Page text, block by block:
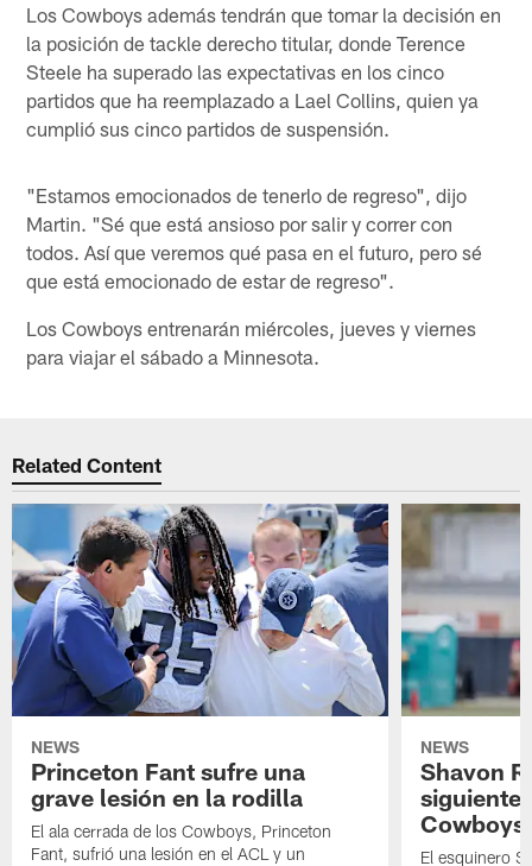
Los Cowboys además tendrán que tomar la decisión en
la posición de tackle derecho titular, donde Terence
Steele ha superado las expectativas en los cinco
partidos que ha reemplazado a Lael Collins, quien ya
cumplió sus cinco partidos de suspensión.
"Estamos emocionados de tenerlo de regreso", dijo
Martin. "Sé que está ansioso por salir y correr con
todos. Así que veremos qué pasa en el futuro, pero sé
que está emocionado de estar de regreso".
Los Cowboys entrenarán miércoles, jueves y viernes
para viajar el sábado a Minnesota.
Related Content
NEWS
Princeton Fant sufre una
grave lesión en la rodilla
El ala cerrada de los Cowboys, Princeton
Fant, sufrió una lesión en el ACL y un
NEWS
Shavon
siguiente
Cowboys
El esquinero